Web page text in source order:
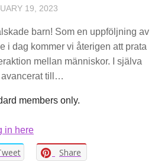
19, 2023
barn! Som en uppföljning av
i dag kommer vi återigen att prata
mellan människor. I själva
avancerat till…
members only.
in here
Share